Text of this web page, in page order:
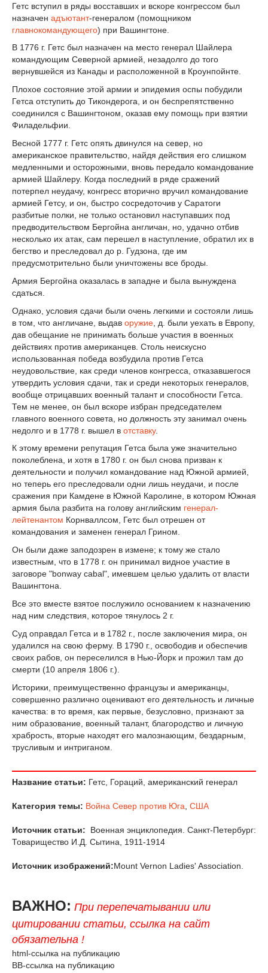
Гетс вступил в ряды восставших и вскоре конгрессом был
назначен адъютант-генералом (помощником
главнокомандующего) при Вашингтоне.
В 1776 г. Гетс был назначен на место генерал Шайлера
командующим Северной армией, незадолго до того
вернувшейся из Канады и расположенной в Кроунпойнте.
Плохое состояние этой армии и эпидемия оспы побудили
Гетса отступить до Тикондерога, и он беспрепятственно
соединился с Вашингтоном, оказав ему помощь при взятии
Филадельфии.
Весной 1777 г. Гетс опять двинулся на север, но
американское правительство, найдя действия его слишком
медленными и осторожными, вновь передало командование
армией Шайлеру. Когда последний в ряде сражений
потерпел неудачу, конгресс вторично вручил командование
армией Гетсу, и он, быстро сосредоточив у Саратоги
разбитые полки, не только остановил наступавших под
предводительством Бергойна англичан, но, удачно отбив
несколько их атак, сам перешел в наступление, обратил их в
бегство и преследовал до р. Гудзона, где им
предусмотрительно были уничтожены все броды.
Армия Бергойна оказалась в западне и была вынуждена
сдаться.
Однако, условия сдачи были очень легкими и состояли лишь
в том, что англичане, выдав оружие , д. были уехать в Европу,
дав обещание не принимать больше участия в военных
действиях против американцев. Столь неискусно
использованная победа возбудила против Гетса
неудовольствие, как среди членов конгресса, отказавшегося
утвердить условия сдачи, так и среди некоторых генералов,
вообще отрицавших военный талант и способности Гетса.
Тем не менее, он был вскоре избран председателем
главного военного совета, но должность эту занимал очень
недолго и в 1778 г. вышел в отставку.
К этому времени репутация Гетса была уже значительно
поколеблена, и хотя в 1780 г. он был снова призван к
деятельности и получил командование над Южной армией,
но теперь его преследовали одни лишь неудачи, и после
сражения при Камдене в Южной Каролине, в котором Южная
армия была разбита на голову английским генерал-
лейтенантом Корнваллсом, Гетс был отрешен от
командования и заменен генерал Грином.
Он были даже заподозрен в измене; к тому же стало
известным, что в 1778 г. он принимал видное участие в
заговоре "bonway cabal", имевшем целью удалить от власти
Вашингтона.
Все это вместе взятое послужило основанием к назначению
над ним следствия, которое тянулось 2 г.
Суд оправдал Гетса и в 1782 г., после заключения мира, он
удалился на свою ферму. В 1790 г., освободив и обеспечив
своих рабов, он переселился в Нью-Йорк и прожил там до
смерти (10 апреля 1806 г.).
Историки, преимущественно французы и американцы,
совершенно различно оценивают его деятельность и личные
качества: в то время, как первые, безусловно, признают за
ним образование, военный талант, благородство и личную
храбрость, вторые находят его малознающим, бездарным,
трусливым и интриганом.
Название статьи: Гетс, Гораций, американский генерал
Категория темы: Война Север против Юга, США
Источник статьи:
Военная энциклопедия. Санкт-Петербург:
Товарищество И.Д. Сытина, 1911-1914
Источник изображений:Mount Vernon Ladies' Association.
ВАЖНО: При перепечатывании или
цитировании статьи, ссылка на сайт
обязательна !
html-ссылка на публикацию
BB-ссылка на публикацию